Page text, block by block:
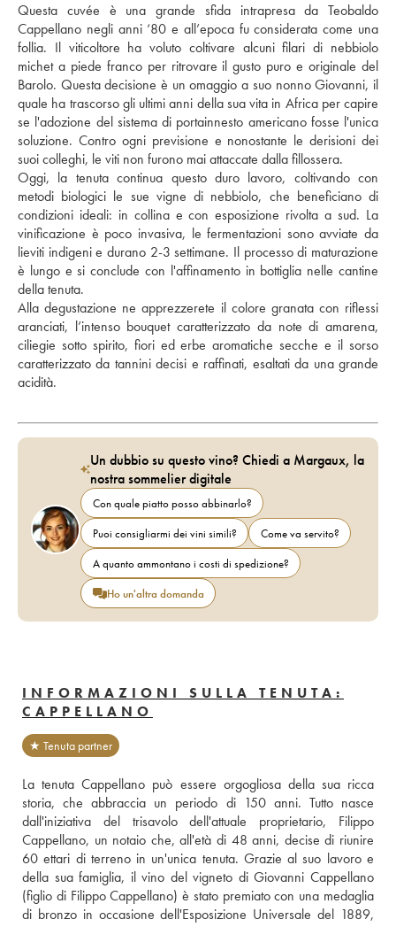
Questa cuvée è una grande sfida intrapresa da Teobaldo
Cappellano negli anni ‘80 e all’epoca fu considerata come una
follia. Il viticoltore ha voluto coltivare alcuni filari di nebbiolo
michet a piede franco per ritrovare il gusto puro e originale del
Barolo. Questa decisione è un omaggio a suo nonno Giovanni, il
quale ha trascorso gli ultimi anni della sua vita in Africa per capire
se l'adozione del sistema di portainnesto americano fosse l'unica
soluzione. Contro ogni previsione e nonostante le derisioni dei
suoi colleghi, le viti non furono mai attaccate dalla fillossera.
Oggi, la tenuta continua questo duro lavoro, coltivando con
metodi biologici le sue vigne di nebbiolo, che beneficiano di
condizioni ideali: in collina e con esposizione rivolta a sud. La
vinificazione è poco invasiva, le fermentazioni sono avviate da
lieviti indigeni e durano 2-3 settimane. Il processo di maturazione
è lungo e si conclude con l'affinamento in bottiglia nelle cantine
della tenuta.
Alla degustazione ne apprezzerete il colore granata con riflessi
aranciati, l’intenso bouquet caratterizzato da note di amarena,
ciliegie sotto spirito, fiori ed erbe aromatiche secche e il sorso
caratterizzato da tannini decisi e raffinati, esaltati da una grande
acidità.
Un dubbio su questo vino? Chiedi a Margaux, la
nostra sommelier digitale
Con quale piatto posso abbinarlo?
Puoi consigliarmi dei vini simili?
Come va servito?
A quanto ammontano i costi di spedizione?
Ho un'altra domanda
INFORMAZIONI SULLA TENUTA:
CAPPELLANO
★ Tenuta partner
La tenuta Cappellano può essere orgogliosa della sua ricca
storia, che abbraccia un periodo di 150 anni. Tutto nasce
dall'iniziativa del trisavolo dell'attuale proprietario, Filippo
Cappellano, un notaio che, all'età di 48 anni, decise di riunire
60 ettari di terreno in un'unica tenuta. Grazie al suo lavoro e
della sua famiglia, il vino del vigneto di Giovanni Cappellano
(figlio di Filippo Cappellano) è stato premiato con una medaglia
di bronzo in occasione dell'Esposizione Universale del 1889,